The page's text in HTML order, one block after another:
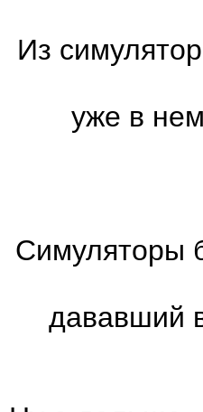
Из
уже в
Симуляторы
дававший